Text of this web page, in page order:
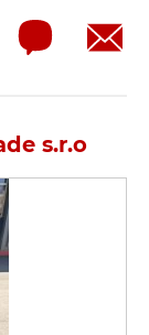
s.r.o